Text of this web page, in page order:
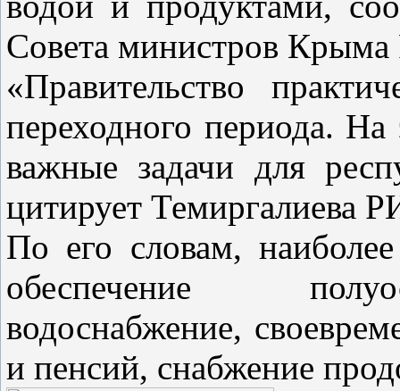
Совета министров Крыма
«Правительство
переходного периода.
важные задачи для
цитирует Темиргалиева
По его словам,
обеспечение
водоснабжение,
и пенсий, снабжение